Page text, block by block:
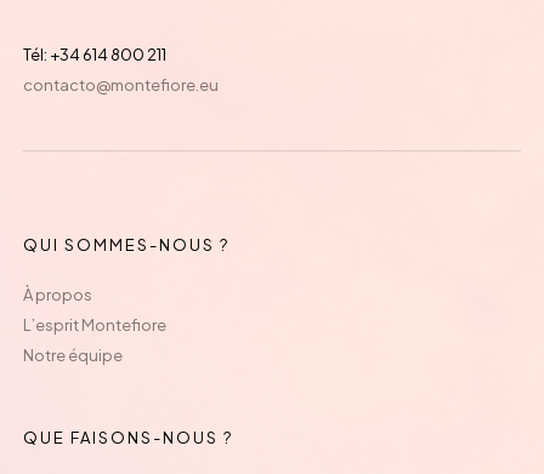
Tél: +34 614 800 211
contacto@montefiore.eu
QUI SOMMES-NOUS ?
À propos
L’esprit Montefiore
Notre équipe
QUE FAISONS-NOUS ?